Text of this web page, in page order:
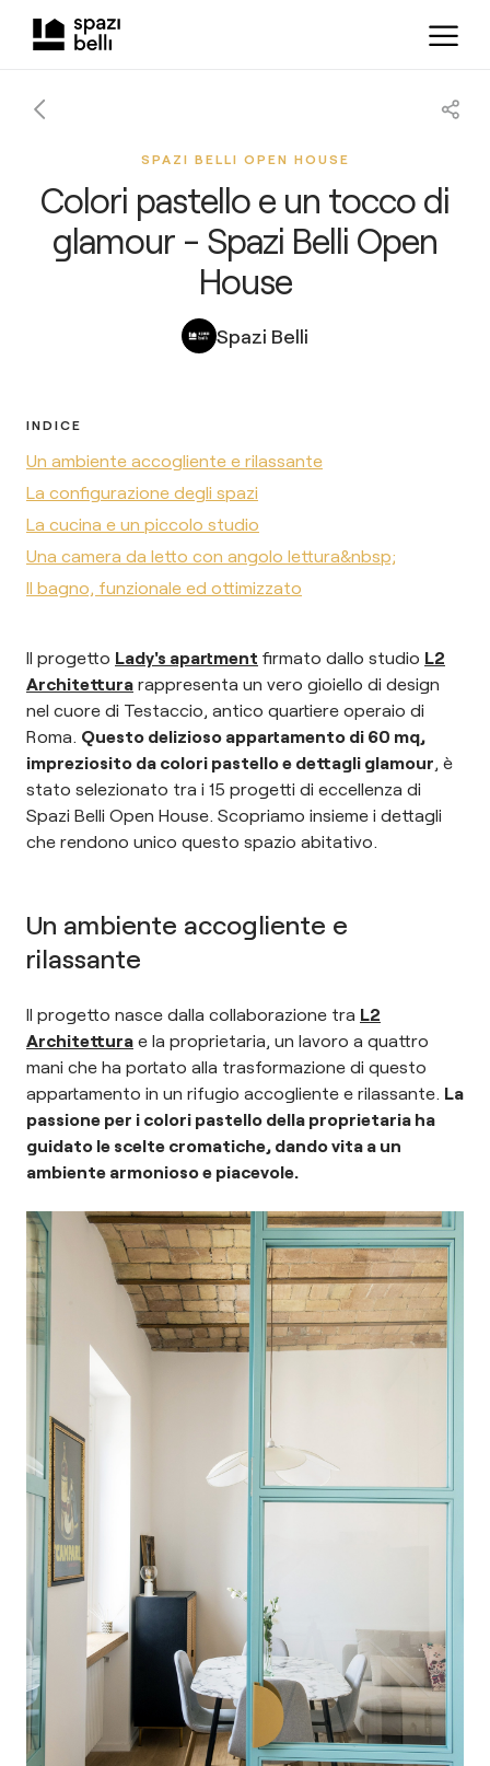
SPAZI BELLI OPEN HOUSE
Colori pastello e un tocco di
glamour - Spazi Belli Open
House
Spazi Belli
INDICE
Un ambiente accogliente e rilassante
La configurazione degli spazi
La cucina e un piccolo studio
Una camera da letto con angolo lettura&nbsp;
Il bagno, funzionale ed ottimizzato
Il progetto Lady's apartment firmato dallo studio L2
Architettura rappresenta un vero gioiello di design
nel cuore di Testaccio, antico quartiere operaio di
Roma. Questo delizioso appartamento di 60 mq,
impreziosito da colori pastello e dettagli glamour, è
stato selezionato tra i 15 progetti di eccellenza di
Spazi Belli Open House. Scopriamo insieme i dettagli
che rendono unico questo spazio abitativo.
Un ambiente accogliente e
rilassante
Il progetto nasce dalla collaborazione tra L2
Architettura e la proprietaria, un lavoro a quattro
mani che ha portato alla trasformazione di questo
appartamento in un rifugio accogliente e rilassante. La
passione per i colori pastello della proprietaria ha
guidato le scelte cromatiche, dando vita a un
ambiente armonioso e piacevole.